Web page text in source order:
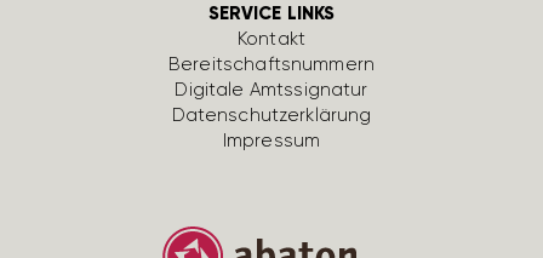
SERVICE LINKS
Kontakt
Bereit­schafts­num­mern
Digi­tale Amts­si­gnatur
Daten­schutz­er­klä­rung
Impressum